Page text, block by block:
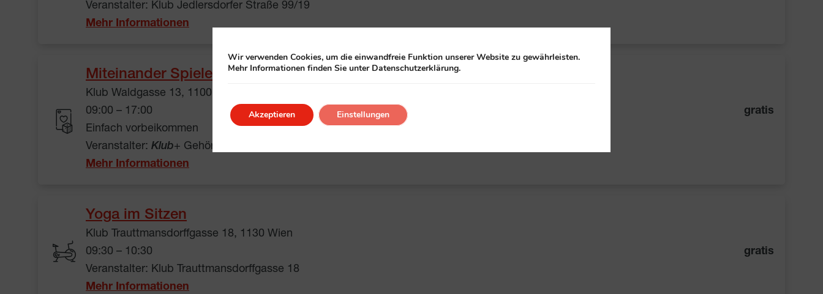
Veranstalter: Klub Jedlersdorfer Straße 99/19
Mehr Informationen
Miteinander Spielen: Gesellschaftsspiele
Klub Waldgasse 13, 1100 Wien
09:00 – 17:00
gratis
Einfach vorbeikommen
Veranstalter: Klub+ Gehörlosenwelt
Mehr Informationen
Yoga im Sitzen
Klub Trauttmansdorffgasse 18, 1130 Wien
09:30 – 10:30
gratis
Veranstalter: Klub Trauttmansdorffgasse 18
Mehr Informationen
Wir verwenden Cookies, um die einwandfreie Funktion unserer Website zu gewährleisten.
Mehr Informationen finden Sie unter Datenschutzerklärung.
Akzeptieren Einstellungen